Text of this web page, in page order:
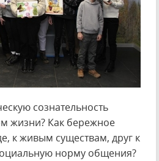
сознательность
жизни? Как бережное
к живым существам, друг к
норму общения?